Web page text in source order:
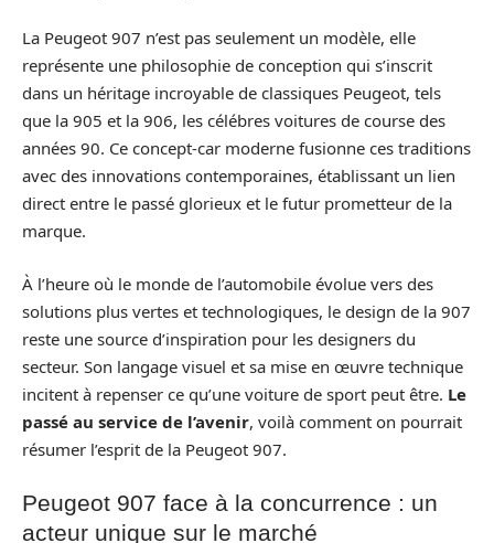
La Peugeot 907 n’est pas seulement un modèle, elle
représente une philosophie de conception qui s’inscrit
dans un héritage incroyable de classiques Peugeot, tels
que la 905 et la 906, les célébres voitures de course des
années 90. Ce concept-car moderne fusionne ces traditions
avec des innovations contemporaines, établissant un lien
direct entre le passé glorieux et le futur prometteur de la
marque.
À l’heure où le monde de l’automobile évolue vers des
solutions plus vertes et technologiques, le design de la 907
reste une source d’inspiration pour les designers du
secteur. Son langage visuel et sa mise en œuvre technique
incitent à repenser ce qu’une voiture de sport peut être. Le
passé au service de l’avenir, voilà comment on pourrait
résumer l’esprit de la Peugeot 907.
Peugeot 907 face à la concurrence : un
acteur unique sur le marché